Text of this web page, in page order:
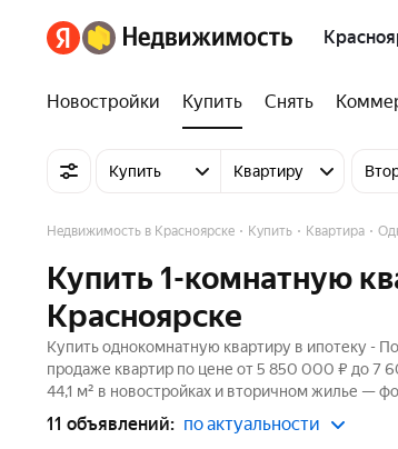
Новостройки Купить Снять
Купить Квартиру
Недвижимость в Красноярске Купить Квартира
Купить 1-комнатную
Красноярске
Купить однокомнатную квартиру в ипотеку -
продаже квартир по цене от 5 850 000 ₽ до 7
44,1 м² в новостройках и вторичном жилье —
11 объявлений: по актуальности